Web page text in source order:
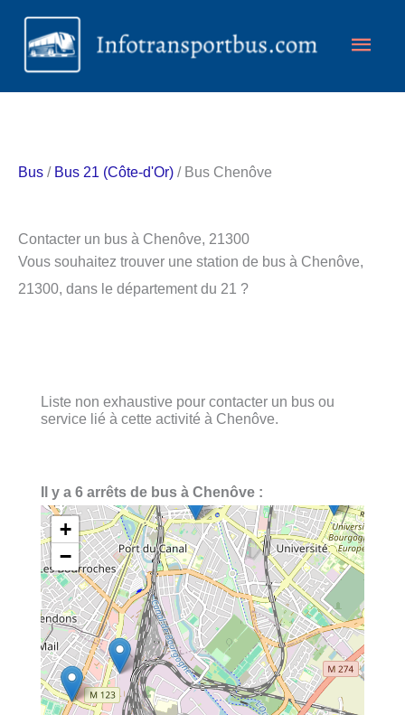
Aller
contenu
Bus / Bus 21 (Côte-d'Or) / Bus Chenôve
Contacter un bus à Chenôve, 21300
Vous souhaitez trouver une station de bus à Chenôve,
21300, dans le département du 21 ?
Liste non exhaustive pour contacter un bus ou
service lié à cette activité à Chenôve.
Il y a 6 arrêts de bus à Chenôve :
+
−